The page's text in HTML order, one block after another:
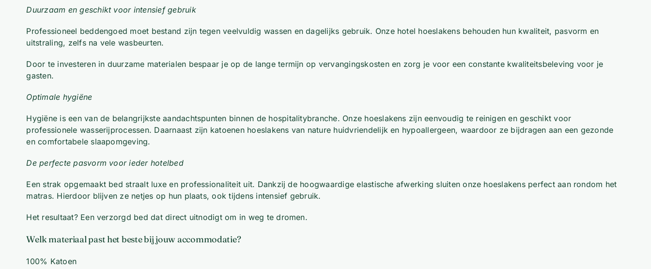
Duurzaam en geschikt voor intensief gebruik
Professioneel beddengoed moet bestand zijn tegen veelvuldig wassen en dagelijks gebruik. Onze hotel hoeslakens behouden hun kwaliteit, pasvorm en
uitstraling, zelfs na vele wasbeurten.
Door te investeren in duurzame materialen bespaar je op de lange termijn op vervangingskosten en zorg je voor een constante kwaliteitsbeleving voor je
gasten.
Optimale hygiëne
Hygiëne is een van de belangrijkste aandachtspunten binnen de hospitalitybranche. Onze hoeslakens zijn eenvoudig te reinigen en geschikt voor
professionele wasserijprocessen. Daarnaast zijn katoenen hoeslakens van nature huidvriendelijk en hypoallergeen, waardoor ze bijdragen aan een gezonde
en comfortabele slaapomgeving.
De perfecte pasvorm voor ieder hotelbed
Een strak opgemaakt bed straalt luxe en professionaliteit uit. Dankzij de hoogwaardige elastische afwerking sluiten onze hoeslakens perfect aan rondom het
matras. Hierdoor blijven ze netjes op hun plaats, ook tijdens intensief gebruik.
Het resultaat? Een verzorgd bed dat direct uitnodigt om in weg te dromen.
Welk materiaal past het beste bij jouw accommodatie?
100% Katoen